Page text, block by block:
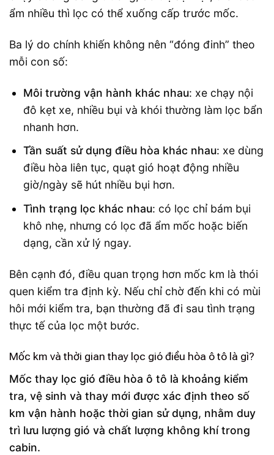
ẩm nhiều thì lọc có thể xuống cấp trước mốc.
Ba lý do chính khiến không nên “đóng đinh” theo
mỗi con số:
Môi trường vận hành khác nhau: xe chạy nội
đô kẹt xe, nhiều bụi và khói thường làm lọc bẩn
nhanh hơn.
Tần suất sử dụng điều hòa khác nhau: xe dùng
điều hòa liên tục, quạt gió hoạt động nhiều
giờ/ngày sẽ hút nhiều bụi hơn.
Tình trạng lọc khác nhau: có lọc chỉ bám bụi
khô nhẹ, nhưng có lọc đã ẩm mốc hoặc biến
dạng, cần xử lý ngay.
Bên cạnh đó, điều quan trọng hơn mốc km là thói
quen kiểm tra định kỳ. Nếu chỉ chờ đến khi có mùi
hôi mới kiểm tra, bạn thường đã đi sau tình trạng
thực tế của lọc một bước.
Mốc km và thời gian thay lọc gió điều hòa ô tô là gì?
Mốc thay lọc gió điều hòa ô tô là khoảng kiểm
tra, vệ sinh và thay mới được xác định theo số
km vận hành hoặc thời gian sử dụng, nhằm duy
trì lưu lượng gió và chất lượng không khí trong
cabin.